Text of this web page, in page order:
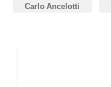
Carlo Ancelotti